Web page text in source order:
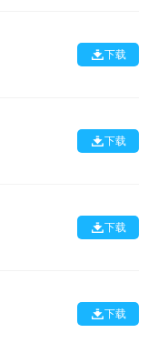
下载
下载
下载
下载